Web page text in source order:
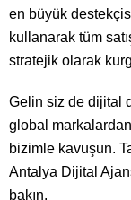
en büyük
kullanarak tüm
stratejik olarak
Gelin siz de dijital
global
bizimle kavuşun.
Antalya Dijital
bakın.